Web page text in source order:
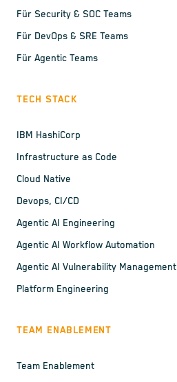
Für Security & SOC Teams
Für DevOps & SRE Teams
Für Agentic Teams
TECH STACK
IBM HashiCorp
Infrastructure as Code
Cloud Native
Devops, CI/CD
Agentic AI Engineering
Agentic AI Workflow Automation
Agentic AI Vulnerability Management
Platform Engineering
TEAM ENABLEMENT
Team Enablement